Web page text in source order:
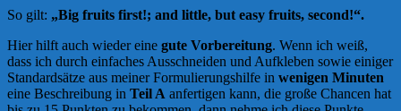
So gilt: „Big fruits first!; and little, but easy fruits, second!“.
Hier hilft auch wieder eine gute Vorbereitung. Wenn ich weiß,
dass ich durch einfaches Ausschneiden und Aufkleben sowie einiger
Standardsätze aus meiner Formulierungshilfe in wenigen Minuten
eine Beschreibung in Teil A anfertigen kann, die große Chancen hat